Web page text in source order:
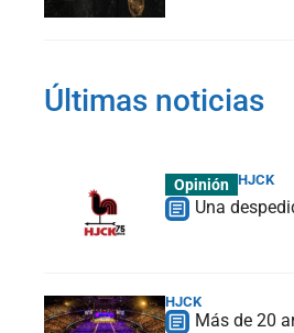
Últimas noticias
Opinión HJCK
Una
HJCK
Más de 20